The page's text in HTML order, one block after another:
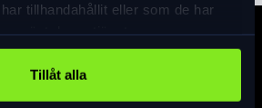
tillhandahållit eller som de har
Tillåt alla
härliga promenader.
kg.
9 månader.